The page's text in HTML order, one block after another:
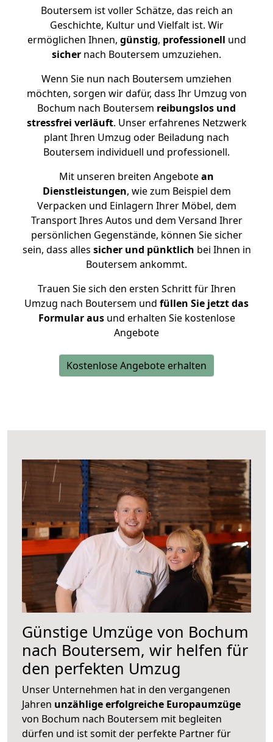
Boutersem ist voller Schätze, das reich an
Geschichte, Kultur und Vielfalt ist. Wir
ermöglichen Ihnen, günstig, professionell und
sicher nach Boutersem umzuziehen.
Wenn Sie nun nach Boutersem umziehen
möchten, sorgen wir dafür, dass Ihr Umzug von
Bochum nach Boutersem reibungslos und
stressfrei verläuft. Unser erfahrenes Netzwerk
plant Ihren Umzug oder Beiladung nach
Boutersem individuell und professionell.
Mit unseren breiten Angebotean
Dienstleistungen, wie zum Beispiel dem
Verpacken und Einlagern Ihrer Möbel, dem
Transport Ihres Autos und dem Versand Ihrer
persönlichen Gegenstände, können Sie sicher
sein, dass alles sicher und pünktlich bei Ihnen in
Boutersem ankommt.
Trauen Sie sich den ersten Schritt für Ihren
Umzug nach Boutersem und füllen Sie jetzt das
Formular ausund erhalten Sie kostenlose
Angebote
Kostenlose Angebote erhalten
Günstige Umzüge von Bochum
nach Boutersem, wir helfen für
den perfekten Umzug
Unser Unternehmen hat in den vergangenen
Jahren unzählige erfolgreiche Europaumzüge
von Bochum nach Boutersem mit begleiten
dürfen und ist somit der perfekte Partner für